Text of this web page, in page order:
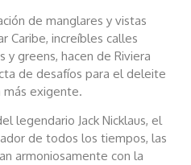
de manglares y vistas
Caribe, increíbles calles
y greens, hacen de Riviera
de desafíos para el deleite
exigente.
legendario Jack Nicklaus, el
de todos los tiempos, las
armoniosamente con la